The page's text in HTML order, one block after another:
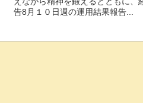
告8月１０日週の運用結果報告...